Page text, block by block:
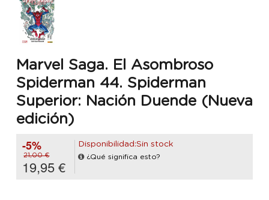
Marvel Saga. El Asombroso
Spiderman 44. Spiderman
Superior: Nación Duende (Nueva
edición)
-5%
21,00 €
19,95 €
Disponibilidad:Sin stock
¿Qué significa esto?